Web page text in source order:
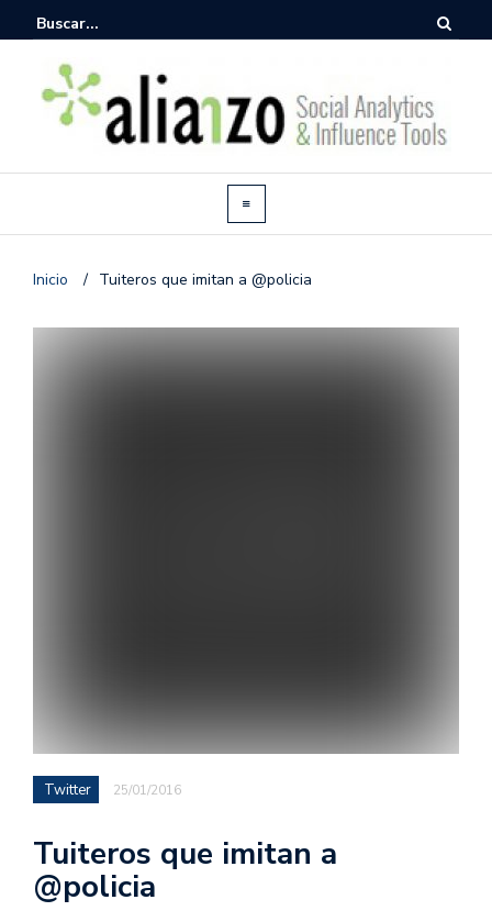
Inicio / Tuiteros que imitan a @policia
Twitter 25/01/2016
Tuiteros que imitan a
@policia